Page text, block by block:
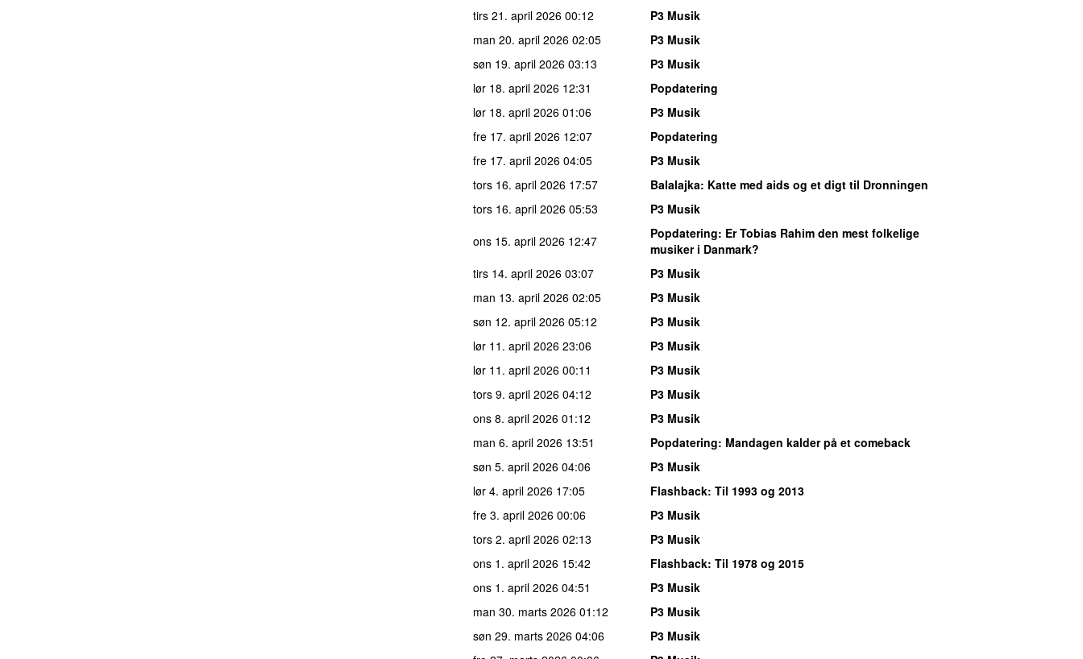
tirs 21. april 2026 00:12
P3 Musik
man 20. april 2026 02:05
P3 Musik
søn 19. april 2026 03:13
P3 Musik
lør 18. april 2026 12:31
Popdatering
lør 18. april 2026 01:06
P3 Musik
fre 17. april 2026 12:07
Popdatering
fre 17. april 2026 04:05
P3 Musik
tors 16. april 2026 17:57 Balalajka: Katte med aids og et digt til Dronningen
tors 16. april 2026 05:53
P3 Musik
ons 15. april 2026 12:47 Popdatering: Er Tobias Rahim den mest folkelige
musiker i Danmark?
tirs 14. april 2026 03:07
P3 Musik
man 13. april 2026 02:05
P3 Musik
søn 12. april 2026 05:12
P3 Musik
lør 11. april 2026 23:06
P3 Musik
lør 11. april 2026 00:11
P3 Musik
tors 9. april 2026 04:12
P3 Musik
ons 8. april 2026 01:12
P3 Musik
man 6. april 2026 13:51 Popdatering: Mandagen kalder på et comeback
søn 5. april 2026 04:06
P3 Musik
lør 4. april 2026 17:05 Flashback: Til 1993 og 2013
fre 3. april 2026 00:06
P3 Musik
tors 2. april 2026 02:13
P3 Musik
ons 1. april 2026 15:42 Flashback: Til 1978 og 2015
ons 1. april 2026 04:51
P3 Musik
man 30. marts 2026 01:12
P3 Musik
søn 29. marts 2026 04:06
P3 Musik